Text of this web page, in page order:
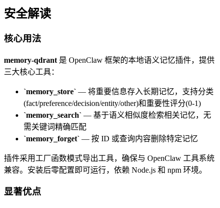
安全解读
核心用法
memory-qdrant 是 OpenClaw 框架的本地语义记忆插件，提供
三大核心工具：
`memory_store` — 将重要信息存入长期记忆，支持分类
(fact/preference/decision/entity/other)和重要性评分(0-1)
`memory_search` — 基于语义相似度检索相关记忆，无
需关键词精确匹配
`memory_forget` — 按 ID 或查询内容删除特定记忆
插件采用工厂函数模式导出工具，确保与 OpenClaw 工具系统
兼容。安装后零配置即可运行，依赖 Node.js 和 npm 环境。
显著优点